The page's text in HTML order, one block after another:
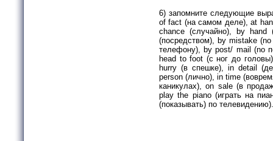
6) запомните следующие
of fact (на самом деле), at
chance (случайно), by hand
(посредством), by mistake
телефону), by post/ mail (no
head to foot (c ног до
hurry (в спешке), in detail
person (лично), in time
каникулах), on sale (в
play the piano (играть на
(показывать) по телевидению).